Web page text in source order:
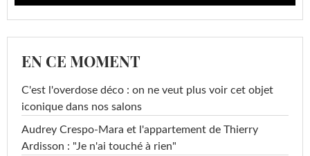
EN CE MOMENT
C'est l'overdose déco : on ne veut plus voir cet objet
iconique dans nos salons
Audrey Crespo-Mara et l'appartement de Thierry
Ardisson : "Je n'ai touché à rien"